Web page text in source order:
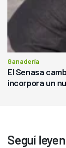
Ganadería
El Senasa
incorpora un
Seguí